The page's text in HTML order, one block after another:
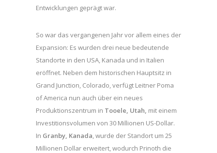
Entwicklungen geprägt war.
So war das vergangenen Jahr vor allem eines der
Expansion: Es wurden drei neue bedeutende
Standorte in den USA, Kanada und in Italien
eröffnet. Neben dem historischen Hauptsitz in
Grand Junction, Colorado, verfügt Leitner Poma
of America nun auch über ein neues
Produktionszentrum in Tooele, Utah, mit einem
Investitionsvolumen von 30 Millionen US-Dollar.
In Granby, Kanada, wurde der Standort um 25
Millionen Dollar erweitert, wodurch Prinoth die